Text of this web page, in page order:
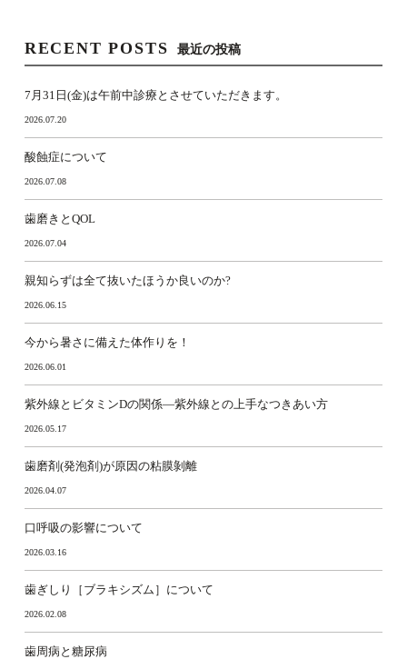
RECENT POSTS 最近の投稿
7月31日(金)は午前中診療とさせていただきます。
2026.07.20
酸蝕症について
2026.07.08
歯磨きとQOL
2026.07.04
親知らずは全て抜いたほうか良いのか?
2026.06.15
今から暑さに備えた体作りを！
2026.06.01
紫外線とビタミンDの関係―紫外線との上手なつきあい方
2026.05.17
歯磨剤(発泡剤)が原因の粘膜剝離
2026.04.07
口呼吸の影響について
2026.03.16
歯ぎしり［ブラキシズム］について
2026.02.08
歯周病と糖尿病